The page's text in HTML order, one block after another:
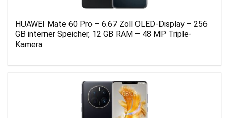
HUAWEI Mate 60 Pro – 6.67 Zoll OLED-Display – 256
GB interner Speicher, 12 GB RAM – 48 MP Triple-
Kamera